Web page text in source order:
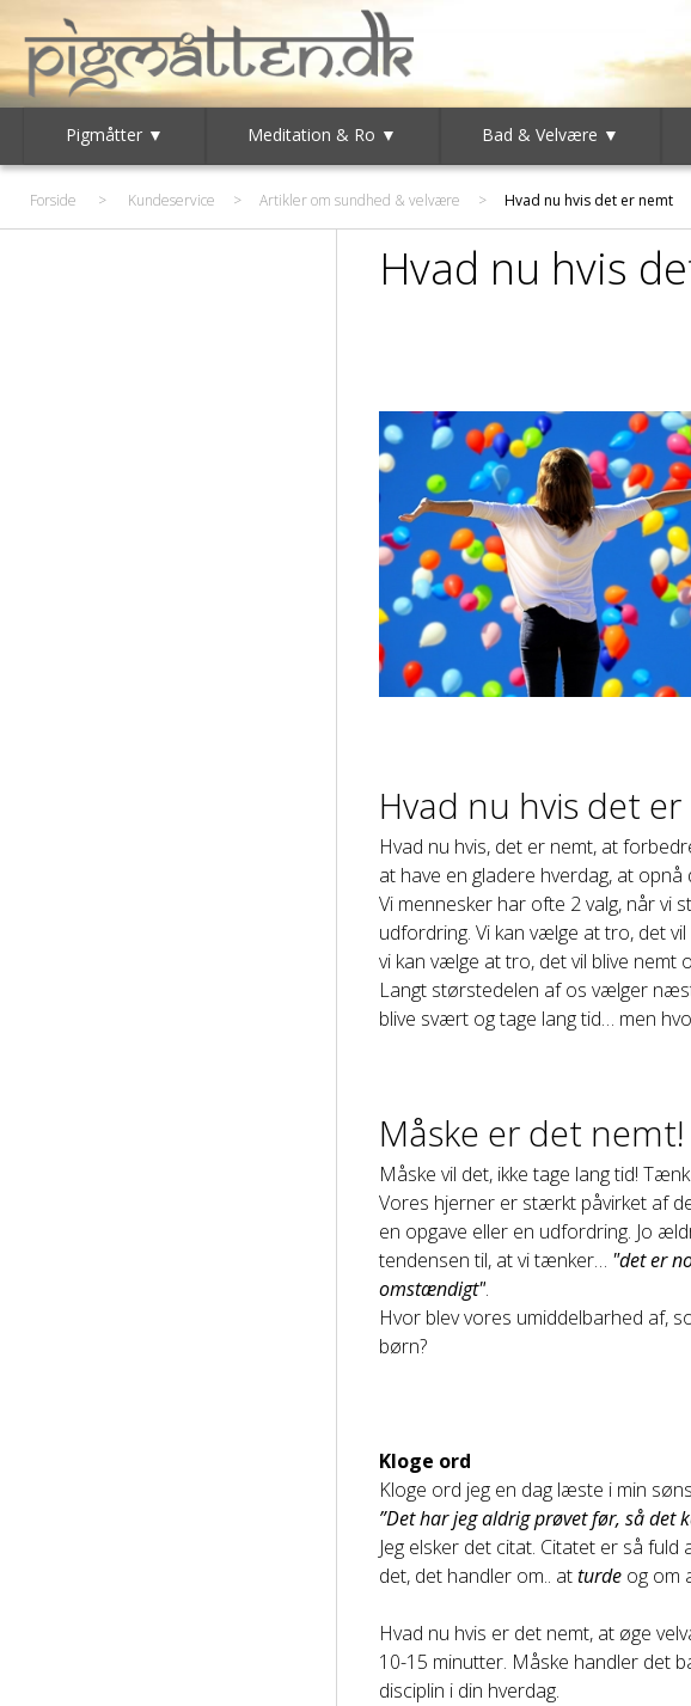
Pigmåtter ▼ Meditation & Ro ▼ Bad & Velvære ▼
Forside > Kundeservice > Artikler om sundhed & velvære > Hvad nu hvis det er nemt
Hvad nu hvis
Hvad nu hvis det
Hvad nu hvis, det er nemt, at
at have en gladere hverdag, at
Vi mennesker har ofte 2 valg, når vi
udfordring. Vi kan vælge at tro, det
vi kan vælge at tro, det vil blive nemt
Langt størstedelen af os vælger
blive svært og tage lang tid… men
Måske er det nemt!
Måske vil det, ikke tage lang tid!
Vores hjerner er stærkt påvirket af
en opgave eller en udfordring. Jo
tendensen til, at vi tænker… "det er
omstændigt".
Hvor blev vores umiddelbarhed af,
børn?
Kloge ord
Kloge ord jeg en dag læste i min
”Det har jeg aldrig prøvet før, så det
Jeg elsker det citat. Citatet er så fuld
det, det handler om.. atturdeog om
Hvad nu hvis er det nemt, at øge
10-15 minutter. Måske handler det
disciplin i din hverdag.